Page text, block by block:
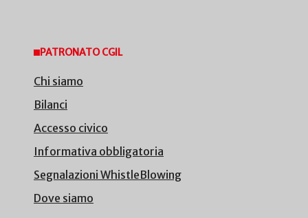
PATRONATO CGIL
Chi siamo
Bilanci
Accesso civico
Informativa obbligatoria
Segnalazioni WhistleBlowing
Dove siamo